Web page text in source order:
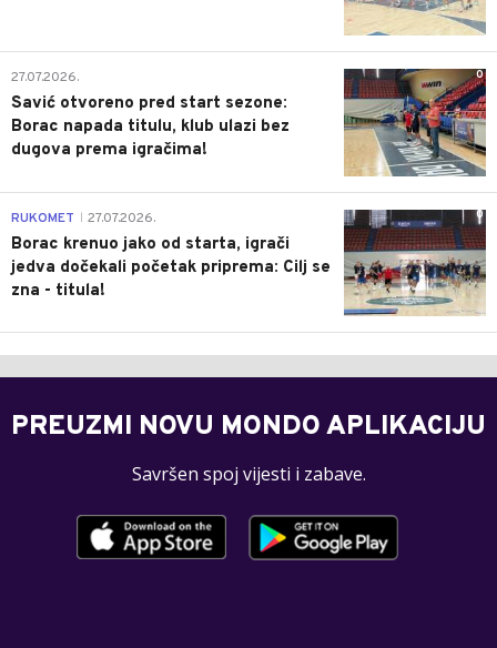
0
27.07.2026.
Savić otvoreno pred start sezone:
Borac napada titulu, klub ulazi bez
dugova prema igračima!
0
RUKOMET 27.07.2026.
Borac krenuo jako od starta, igrači
jedva dočekali početak priprema: Cilj se
zna - titula!
PREUZMI NOVU MONDO APLIKACIJU
Savršen spoj vijesti i zabave.